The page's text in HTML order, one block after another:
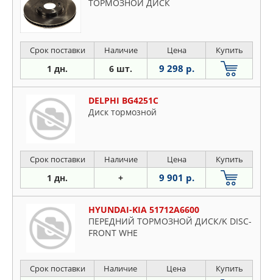
ТОРМОЗНОЙ ДИСК
Срок поставки Наличие Цена Купить
1 дн. 6 шт. 9 298 р.
DELPHI BG4251C
Диск тормозной
Срок поставки Наличие Цена Купить
1 дн. + 9 901 р.
HYUNDAI-KIA 51712A6600
ПЕРЕДНИЙ ТОРМОЗНОЙ ДИСК/K DISC-
FRONT WHE
Срок поставки Наличие Цена Купить